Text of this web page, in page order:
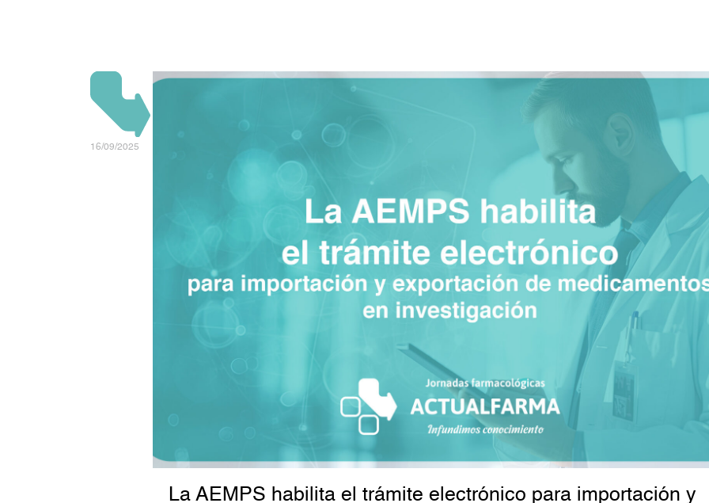
16/09/2025
La AEMPS habilita el trámite electrónico para importación y